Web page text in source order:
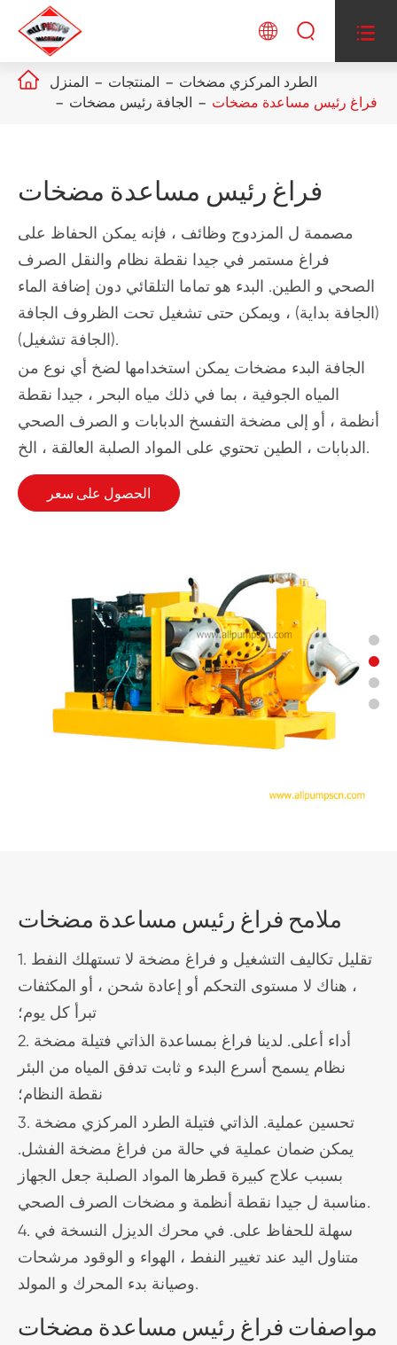
  
 المنزل المنتجات
الطرد المركزي مضخات
الجافة رئيس مضخات
فراغ رئيس مساعدة مضخات
فراغ رئيس مساعدة مضخات
مصممة ل المزدوج وظائف ، فإنه يمكن الحفاظ على
فراغ مستمر في جيدا نقطة نظام والنقل الصرف
الصحي و الطين. البدء هو تماما التلقائي دون إضافة الماء
(الجافة بداية) ، ويمكن حتى تشغيل تحت الظروف الجافة
(الجافة تشغيل).
الجافة البدء مضخات يمكن استخدامها لضخ أي نوع من
المياه الجوفية ، بما في ذلك مياه البحر ، جيدا نقطة
أنظمة ، أو إلى مضخة التفسخ الدبابات و الصرف الصحي
الدبابات ، الطين تحتوي على المواد الصلبة العالقة ، الخ.
الحصول على سعر
ملامح فراغ رئيس مساعدة مضخات
1. تقليل تكاليف التشغيل و فراغ مضخة لا تستهلك النفط
، هناك لا مستوى التحكم أو إعادة شحن ، أو المكثفات
تبرأ كل يوم؛
2. أداء أعلى. لدينا فراغ بمساعدة الذاتي فتيلة مضخة
نظام يسمح أسرع البدء و ثابت تدفق المياه من البئر
نقطة النظام؛
3. تحسين عملية. الذاتي فتيلة الطرد المركزي مضخة
يمكن ضمان عملية في حالة من فراغ مضخة الفشل.
بسبب علاج كبيرة قطرها المواد الصلبة جعل الجهاز
مناسبة ل جيدا نقطة أنظمة و مضخات الصرف الصحي.
4. سهلة للحفاظ على. في محرك الديزل النسخة في
متناول اليد عند تغيير النفط ، الهواء و الوقود مرشحات
وصيانة بدء المحرك و المولد.
مواصفات فراغ رئيس مساعدة مضخات